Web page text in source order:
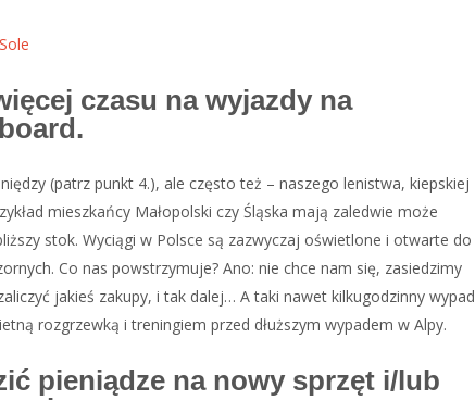
czasu na wyjazdy na
(patrz punkt 4.), ale często też – naszego lenistwa, kiepskiej
mieszkańcy Małopolski czy Śląska mają zaledwie może
stok. Wyciągi w Polsce są zazwyczaj oświetlone i otwarte do
Co nas powstrzymuje? Ano: nie chce nam się, zasiedzimy
jakieś zakupy, i tak dalej… A taki nawet kilkugodzinny wypad
rozgrzewką i treningiem przed dłuższym wypadem w Alpy.
pieniądze na nowy sprzęt i/lub